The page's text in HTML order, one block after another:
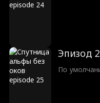
Эпизод
По